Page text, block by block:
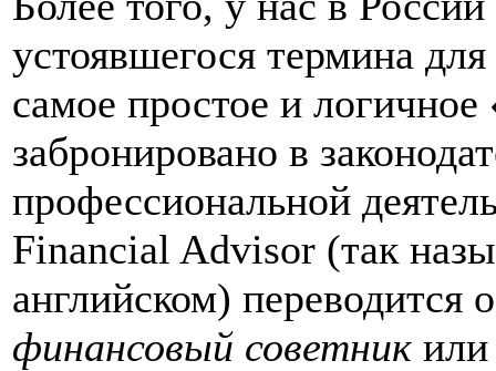
устоявшегося термина
самое простое и
забронировано в
профессиональной
Financial Advisor (так
английском) переводится
финансовый советник